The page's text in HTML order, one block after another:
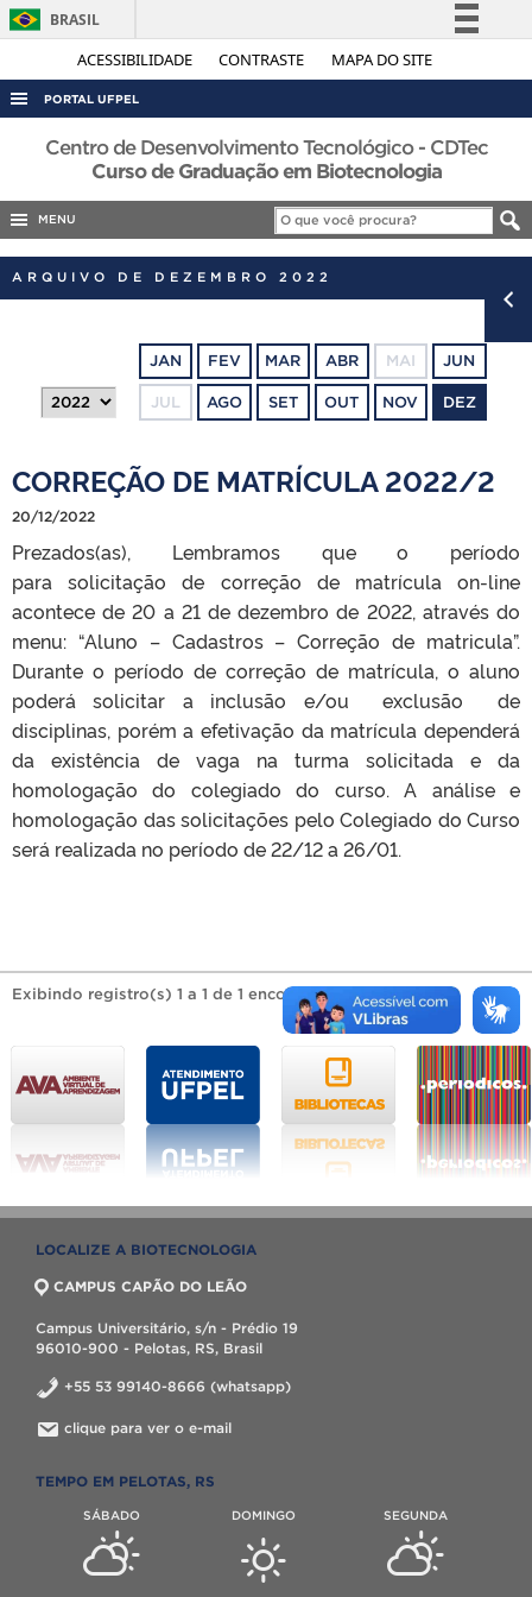
ACESSIBILIDADE CONTRASTE MAPA DO SITE
BRASIL
Simplifique!
Acesso à informação
Legislação
Canais
PORTAL UFPEL
ACESSO À INFORMAÇÃO
AUDITORIA
COBALTO
CONCURSOS
EDITAIS
INTERNACIONAL
PORTARIAS
Centro de Desenvolvimento Tecnológico - CDTec
Curso de Graduação em Biotecnologia
MENU
ARQUIVO DE DEZEMBRO 2022
JAN FEV MAR ABR MAI JUN
JUL AGO SET OUT NOV DEZ
CORREÇÃO DE MATRÍCULA 2022/2
20/12/2022
Prezados(as), Lembramos que o período
para solicitação de correção de matrícula on-line
acontece de 20 a 21 de dezembro de 2022, através do
menu: “Aluno – Cadastros – Correção de matricula”.
Durante o período de correção de matrícula, o aluno
poderá solicitar a inclusão e/ou exclusão de
disciplinas, porém a efetivação da matrícula dependerá
da existência de vaga na turma solicitada e da
homologação do colegiado do curso. A análise e
homologação das solicitações pelo Colegiado do Curso
será realizada no período de 22/12 a 26/01.
Exibindo registro(s) 1 a 1 de 1 encontrado(s).
LOCALIZE A BIOTECNOLOGIA
CAMPUS CAPÃO DO LEÃO
Campus Universitário, s/n - Prédio 19
96010-900 - Pelotas, RS, Brasil
+55 53 99140-8666 (whatsapp)
clique para ver o e-mail
TEMPO EM PELOTAS, RS
SÁBADO DOMINGO SEGUNDA